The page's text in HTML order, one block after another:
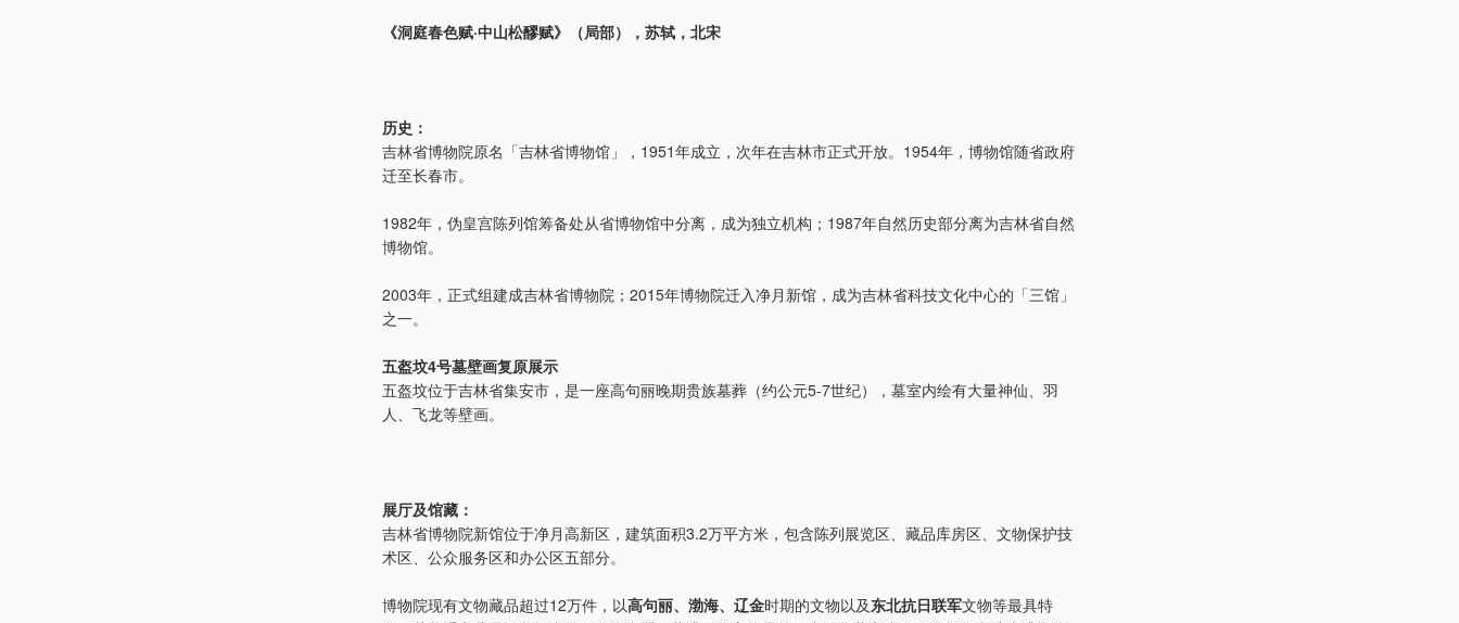
《洞庭春色赋·中山松醪赋》（局部），苏轼，北宋
历史：
吉林省博物院原名「吉林省博物馆」，1951年成立，次年在吉林市正式开放。1954年，博物馆随省政府
迁至长春市。
1982年，伪皇宫陈列馆筹备处从省博物馆中分离，成为独立机构；1987年自然历史部分离为吉林省自然
博物馆。
2003年，正式组建成吉林省博物院；2015年博物院迁入净月新馆，成为吉林省科技文化中心的「三馆」
之一。
五盔坟4号墓壁画复原展示
五盔坟位于吉林省集安市，是一座高句丽晚期贵族墓葬（约公元5-7世纪），墓室内绘有大量神仙、羽
人、飞龙等壁画。
展厅及馆藏：
吉林省博物院新馆位于净月高新区，建筑面积3.2万平方米，包含陈列展览区、藏品库房区、文物保护技
术区、公众服务区和办公区五部分。
博物院现有文物藏品超过12万件，以高句丽、渤海、辽金时期的文物以及东北抗日联军文物等最具特